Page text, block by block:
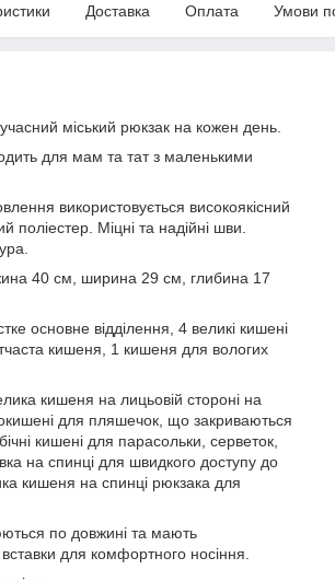
Доставка Оплата Умови
міський рюкзак на кожен день.
для мам та тат з маленькими
використовується високоякісний
поліестер. Міцні та надійні шви.
40 см, ширина 29 см, глибина 17
основне відділення, 4 великі кишені
кишеня, 1 кишеня для вологих
кишеня на лицьовій стороні на
для пляшечок, що закриваються
кишені для парасольки, серветок,
на спинці для швидкого доступу до
кишеня на спинці рюкзака для
по довжині та мають
для комфортного носіння.